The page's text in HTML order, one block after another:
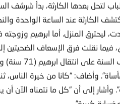
لتحل بعدها الكارثة، بدأ شرشف
الكارثة عند الساعة
ليحترق المنزل. أما ابرهيم وزوجته
فيما نقلت فرق الإسعاف
وأضاف: “كانا من خيرة
إلى أن “كل ما نتمناه الآن أن